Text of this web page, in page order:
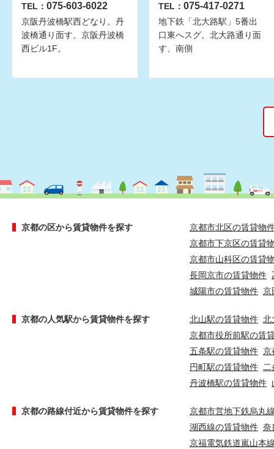
TEL： 075-603-6022
京阪丹波橋駅西どなり。丹
波橋通り面す。京阪丹波橋
西ビル1F。
TEL： 075-417-0271
地下鉄「北大路駅」5番出
口東へスグ。北大路通り面
す、南側
京都の区から賃貸物件を探す
京都市北区の賃貸物
京都市下京区の賃貸
京都市山科区の賃貸
長岡京市の賃貸物件
城陽市の賃貸物件 京
京都の人気駅から賃貸物件を探す 北山駅の賃貸物件 北
京都市役所前駅の賃
五条駅の賃貸物件 京
円町駅の賃貸物件
丹波橋駅の賃貸物件
京都の路線付近から賃貸物件を探す
京都市営地下鉄烏丸
湖西線の賃貸物件 奈
京福電気鉄道嵐山本